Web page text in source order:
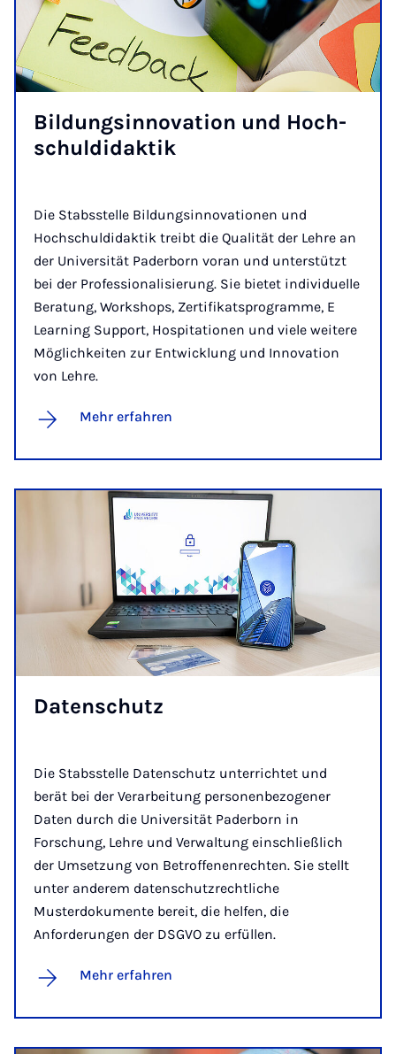
Bil­dungs­in­no­va­ti­on und Hoch­
schul­di­dak­tik
Die Stabsstelle Bildungsinnovationen und
Hochschuldidaktik treibt die Qualität der Lehre an
der Universität Paderborn voran und unterstützt
bei der Professionalisierung. Sie bietet individuelle
Beratung, Workshops, Zertifikatsprogramme, E
Learning Support, Hospitationen und viele weitere
Möglichkeiten zur Entwicklung und Innovation
von Lehre.
Mehr erfahren
Da­ten­schutz
Die Stabsstelle Datenschutz unterrichtet und
berät bei der Verarbeitung personenbezogener
Daten durch die Universität Paderborn in
Forschung, Lehre und Verwaltung einschließlich
der Umsetzung von Betroffenenrechten. Sie stellt
unter anderem datenschutzrechtliche
Musterdokumente bereit, die helfen, die
Anforderungen der DSGVO zu erfüllen.
Mehr erfahren